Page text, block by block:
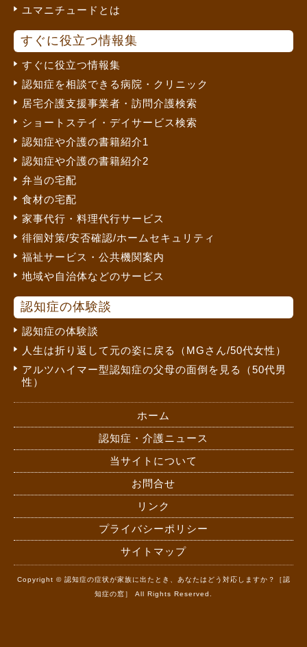
ユマニチュードとは
すぐに役立つ情報集
すぐに役立つ情報集
認知症を相談できる病院・クリニック
居宅介護支援事業者・訪問介護検索
ショートステイ・デイサービス検索
認知症や介護の書籍紹介1
認知症や介護の書籍紹介2
弁当の宅配
食材の宅配
家事代行・料理代行サービス
徘徊対策/安否確認/ホームセキュリティ
福祉サービス・公共機関案内
地域や自治体などのサービス
認知症の体験談
認知症の体験談
人生は折り返して元の姿に戻る（MGさん/50代女性）
アルツハイマー型認知症の父母の面倒を見る（50代男
性）
ホーム
認知症・介護ニュース
当サイトについて
お問合せ
リンク
プライバシーポリシー
サイトマップ
Copyright © 認知症の症状が家族に出たとき、あなたはどう対応しますか？［認
知症の窓］ All Rights Reserved.